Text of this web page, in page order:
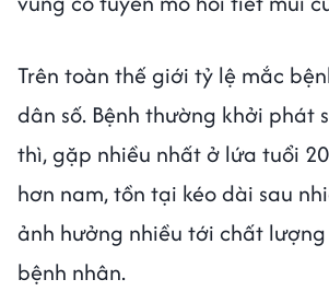
Trên toàn thế giới tỷ lệ mắc
dân số. Bệnh thường khởi phát
thì, gặp nhiều nhất ở lứa tuổi
hơn nam, tồn tại kéo dài sau
ảnh hưởng nhiều tới chất
bệnh nhân.